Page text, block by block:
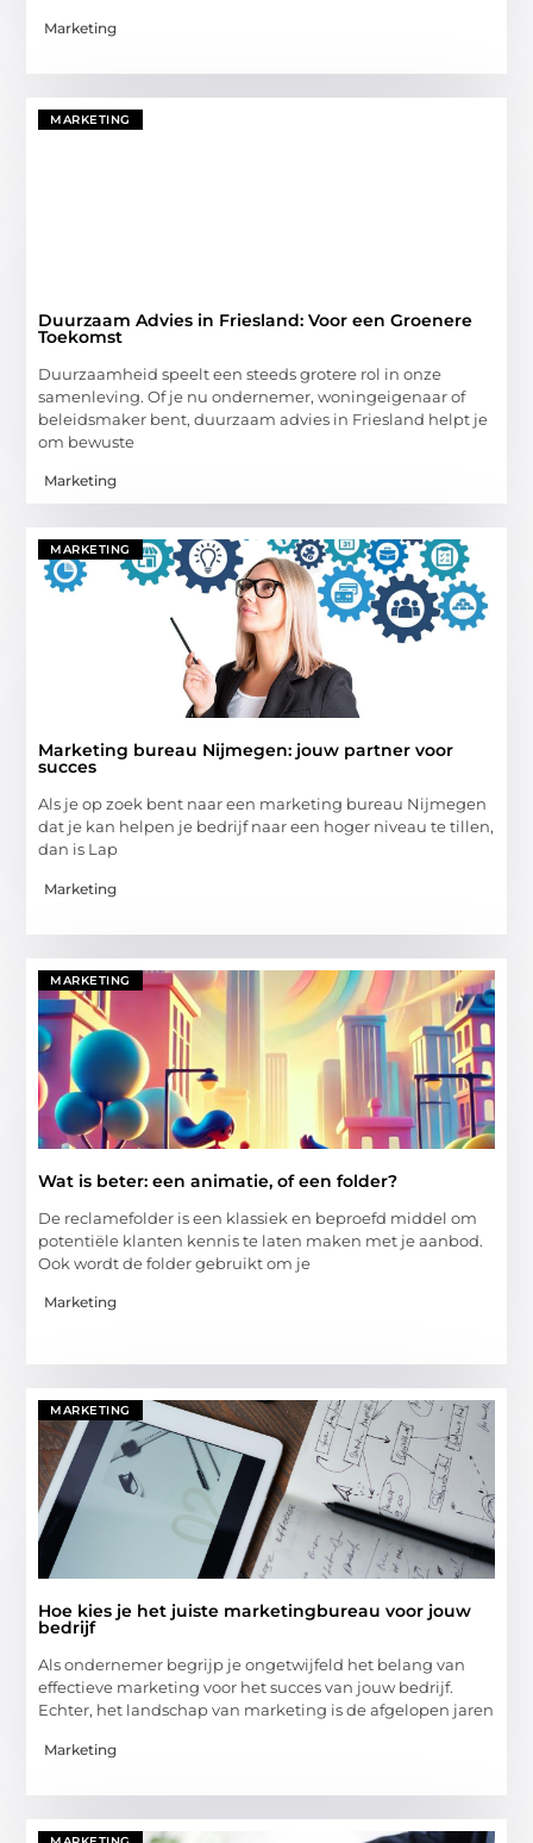
Marketing
MARKETING
Duurzaam Advies in Friesland: Voor een Groenere
Toekomst
Duurzaamheid speelt een steeds grotere rol in onze
samenleving. Of je nu ondernemer, woningeigenaar of
beleidsmaker bent, duurzaam advies in Friesland helpt je
om bewuste
Marketing
MARKETING
Marketing bureau Nijmegen: jouw partner voor
succes
Als je op zoek bent naar een marketing bureau Nijmegen
dat je kan helpen je bedrijf naar een hoger niveau te tillen,
dan is Lap
Marketing
MARKETING
Wat is beter: een animatie, of een folder?
De reclamefolder is een klassiek en beproefd middel om
potentiële klanten kennis te laten maken met je aanbod.
Ook wordt de folder gebruikt om je
Marketing
MARKETING
Hoe kies je het juiste marketingbureau voor jouw
bedrijf
Als ondernemer begrijp je ongetwijfeld het belang van
effectieve marketing voor het succes van jouw bedrijf.
Echter, het landschap van marketing is de afgelopen jaren
Marketing